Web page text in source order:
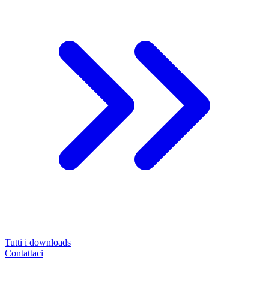
Tutti i downloads
Contattaci